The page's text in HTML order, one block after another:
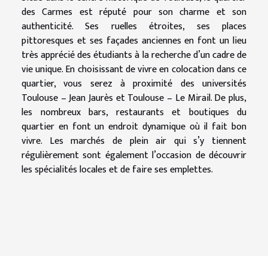
des Carmes est réputé pour son charme et son
authenticité. Ses ruelles étroites, ses places
pittoresques et ses façades anciennes en font un lieu
très apprécié des étudiants à la recherche d’un cadre de
vie unique. En choisissant de vivre en colocation dans ce
quartier, vous serez à proximité des universités
Toulouse – Jean Jaurès et Toulouse – Le Mirail. De plus,
les nombreux bars, restaurants et boutiques du
quartier en font un endroit dynamique où il fait bon
vivre. Les marchés de plein air qui s’y tiennent
régulièrement sont également l’occasion de découvrir
les spécialités locales et de faire ses emplettes.